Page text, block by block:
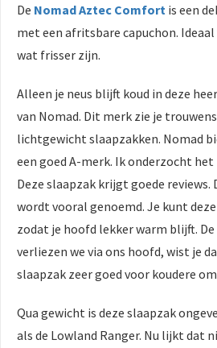
De Nomad Aztec Comfort is een
met een afritsbare capuchon.
wat frisser zijn.
Alleen je neus blijft koud in deze
van Nomad. Dit merk zie je
lichtgewicht slaapzakken. Nomad
een goed A-merk. Ik onderzocht
Deze slaapzak krijgt goede reviews.
wordt vooral genoemd. Je kunt
zodat je hoofd lekker warm blijft.
verliezen we via ons hoofd, wist je
slaapzak zeer goed voor koudere
Qua gewicht is deze slaapzak
als de Lowland Ranger. Nu lijkt dat